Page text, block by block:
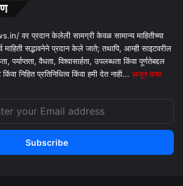
वर प्रदान केलेली सामग्री केवळ सामान्य माहितीच्या
माहिती सद्भावनेने प्रदान केले जाते; तथापि, आम्ही साइटवरील
पर्याप्तता, वैधता, विश्वासार्हता, उपलब्धता किंवा पूर्णतेबद्दल
निहित प्रतिनिधित्व किंवा हमी देत ​​नाही... अजून वाचा